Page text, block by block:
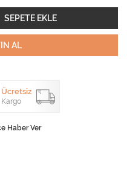
SEPETE EKLE
AL
Ücretsiz
Kargo
Haber Ver